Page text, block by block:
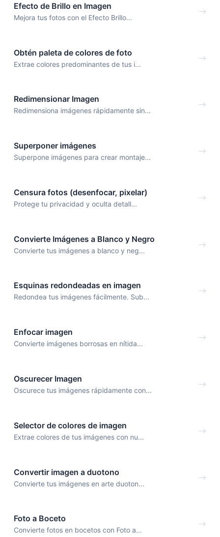
Efecto de Brillo en Imagen
Mejora tus fotos con el Efecto Brillo...
Obtén paleta de colores de foto
Extrae colores predominantes de tus i...
Redimensionar Imagen
Redimensiona imágenes rápidamente sin...
Superponer imágenes
Superpone imágenes para crear montaje...
Censura fotos (desenfocar, pixelar)
Protege tu privacidad y oculta detall...
Convierte Imágenes a Blanco y Negro
Convierte tus imágenes a blanco y neg...
Esquinas redondeadas en imagen
Redondea tus imágenes fácilmente. Sub...
Enfocar imagen
Convierte imágenes borrosas en nítida...
Oscurecer Imagen
Oscurece tus imágenes rápidamente con...
Selector de colores de imagen
Extrae colores de tus imágenes con nu...
Convertir imagen a duotono
Convierte tus imágenes en arte duoton...
Foto a Boceto
Convierte fotos en bocetos con Foto a...